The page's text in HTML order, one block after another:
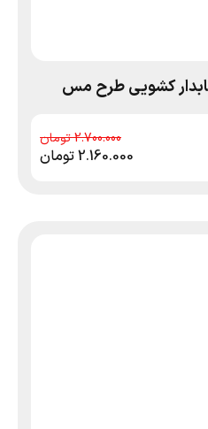
کشویی طرح مس
2.700.000
2.160.000تومان